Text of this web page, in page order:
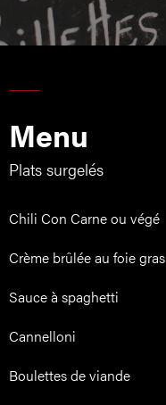
Menu
Plats surgelés
Chili Con Carne ou végé
Crème brûlée au foie gras
Sauce à spaghetti
Cannelloni
Boulettes de viande